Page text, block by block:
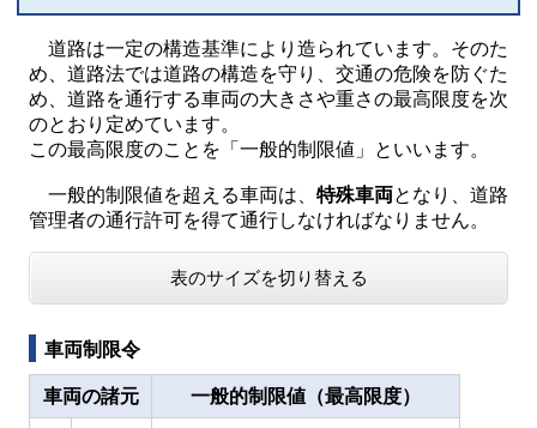
道路は一定の構造基準により造られています。そのた
め、道路法では道路の構造を守り、交通の危険を防ぐた
め、道路を通行する車両の大きさや重さの最高限度を次
のとおり定めています。
この最高限度のことを「一般的制限値」といいます。
一般的制限値を超える車両は、 特殊車両となり、道路
管理者の通行許可を得て通行しなければなりません。
表のサイズを切り替える
車両制限令
車両の諸元 一般的制限値（最高限度）